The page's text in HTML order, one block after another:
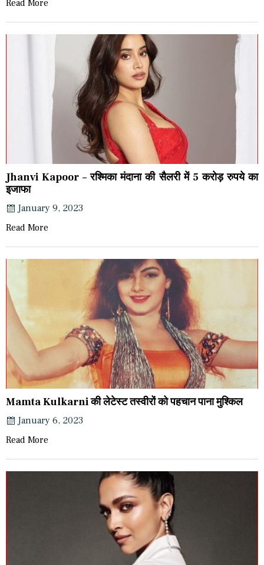
Read More
Jhanvi Kapoor – रश्मिका मंदाना की सैलरी में 5 करोड़ रुपये का
इजाफा
January 9, 2023
Read More
Mamta Kulkarni की लेटेस्ट तस्वीरों को पहचान पाना मुश्किल
January 6, 2023
Read More